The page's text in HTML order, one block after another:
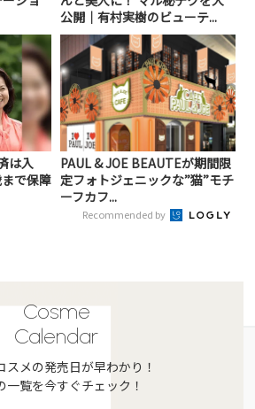
公開｜有村実樹のビューテ...
は入
で保障
PAUL & JOE BEAUTEが期間限
定フォトジェニックな”猫”モチ
ーフカフ...
Recommended by
Cosme
Calendar
スメの発売日が早わかり！
一覧を今すぐチェック！